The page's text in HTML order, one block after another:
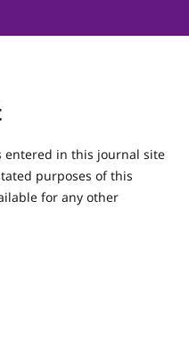
entered in this journal site
purposes of this
for any other